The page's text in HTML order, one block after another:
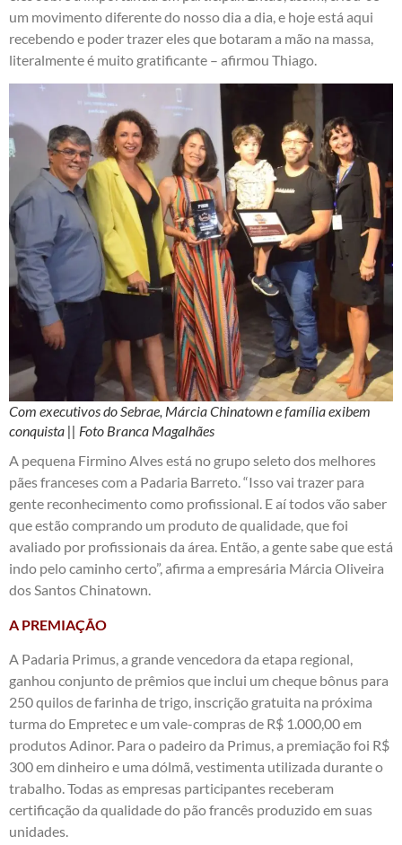
um movimento diferente do nosso dia a dia, e hoje está aqui
recebendo e poder trazer eles que botaram a mão na massa,
literalmente é muito gratificante – afirmou Thiago.
Com executivos do Sebrae, Márcia Chinatown e família exibem
conquista || Foto Branca Magalhães
A pequena Firmino Alves está no grupo seleto dos melhores
pães franceses com a Padaria Barreto. “Isso vai trazer para
gente reconhecimento como profissional. E aí todos vão saber
que estão comprando um produto de qualidade, que foi
avaliado por profissionais da área. Então, a gente sabe que está
indo pelo caminho certo”, afirma a empresária Márcia Oliveira
dos Santos Chinatown.
A PREMIAÇÃO
A Padaria Primus, a grande vencedora da etapa regional,
ganhou conjunto de prêmios que inclui um cheque bônus para
250 quilos de farinha de trigo, inscrição gratuita na próxima
turma do Empretec e um vale-compras de R$ 1.000,00 em
produtos Adinor. Para o padeiro da Primus, a premiação foi R$
300 em dinheiro e uma dólmã, vestimenta utilizada durante o
trabalho. Todas as empresas participantes receberam
certificação da qualidade do pão francês produzido em suas
unidades.